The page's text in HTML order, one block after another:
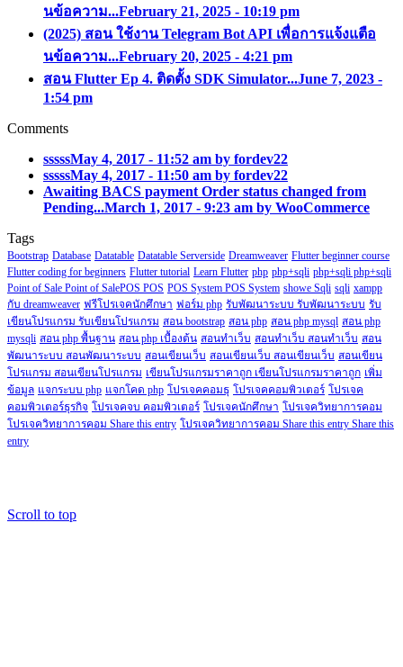
นข้อความ...February 21, 2025 - 10:19 pm
(2025) สอน ใช้งาน Telegram Bot API เพื่อการแจ้งแตือ
นข้อความ...February 20, 2025 - 4:21 pm
สอน Flutter Ep 4. ติดตั้ง SDK Simulator...June 7, 2023 -
1:54 pm
Comments
sssssMay 4, 2017 - 11:52 am by fordev22
sssssMay 4, 2017 - 11:50 am by fordev22
Awaiting BACS payment Order status changed from
Pending...March 1, 2017 - 9:23 am by WooCommerce
Tags
Bootstrap Database Datatable Datatable Serverside Dreamweaver Flutter beginner course
Flutter coding for beginners Flutter tutorial Learn Flutter php php+sqli php+sqli php+sqli
Point of Sale Point of SalePOS POS POS System POS System showe Sqli sqli xampp
กับ dreamweaver ฟรีโปรเจคนักศึกษา ฟอร์ม php รับพัฒนาระบบ รับพัฒนาระบบ รับ
เขียนโปรแกรม รับเขียนโปรแกรม สอน bootstrap สอน php สอน php mysql สอน php
mysqli สอน php พื้นฐาน สอน php เบื้องต้น สอนทำเว็บ สอนทำเว็บ สอนทำเว็บ สอน
พัฒนาระบบ สอนพัฒนาระบบ สอนเขียนเว็บ สอนเขียนเว็บ สอนเขียนเว็บ สอนเขียน
โปรแกรม สอนเขียนโปรแกรม เขียนโปรแกรมราคาถูก เขียนโปรแกรมราคาถูก เพิ่ม
ข้อมูล แจกระบบ php แจกโคด php โปรเจคคอมธุ โปรเจคคอมพิวเตอร์ โปรเจค
คอมพิวเตอร์ธุรกิจ โปรเจคจบ คอมพิวเตอร์ โปรเจคนักศึกษา โปรเจควิทยาการคอม
โปรเจควิทยาการคอม Share this entry โปรเจควิทยาการคอม Share this entry Share this
entry
Scroll to top